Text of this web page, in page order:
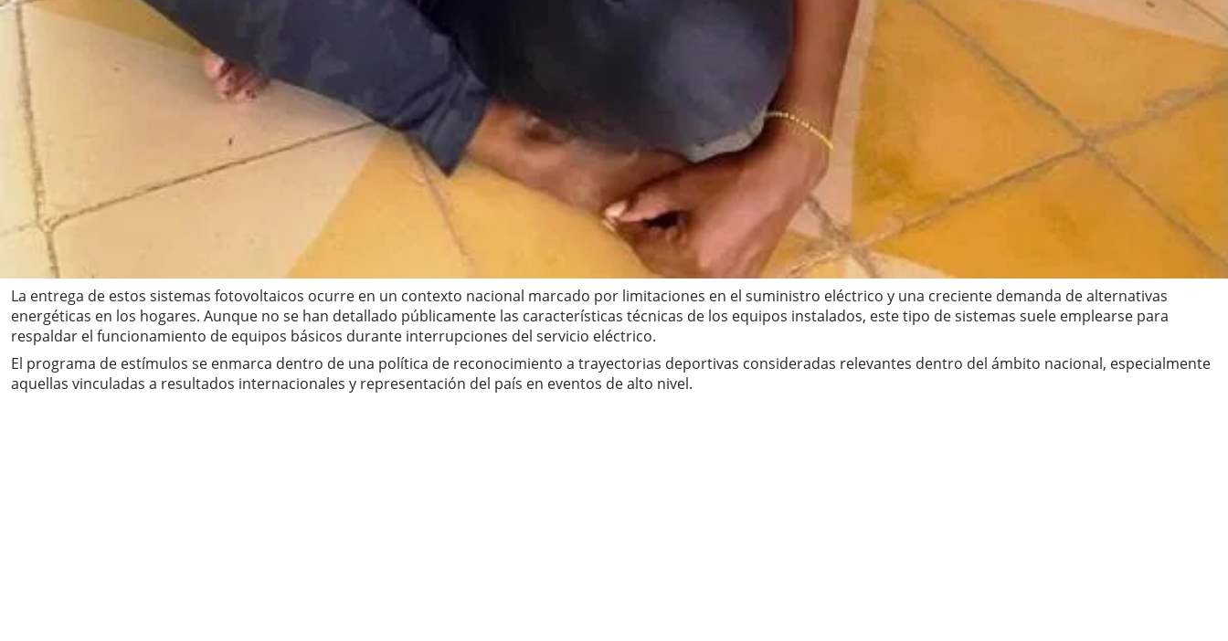
La entrega de estos sistemas fotovoltaicos ocurre en un contexto nacional marcado por limitaciones en el suministro eléctrico y una creciente demanda de alternativas
energéticas en los hogares. Aunque no se han detallado públicamente las características técnicas de los equipos instalados, este tipo de sistemas suele emplearse para
respaldar el funcionamiento de equipos básicos durante interrupciones del servicio eléctrico.
El programa de estímulos se enmarca dentro de una política de reconocimiento a trayectorias deportivas consideradas relevantes dentro del ámbito nacional, especialmente
aquellas vinculadas a resultados internacionales y representación del país en eventos de alto nivel.